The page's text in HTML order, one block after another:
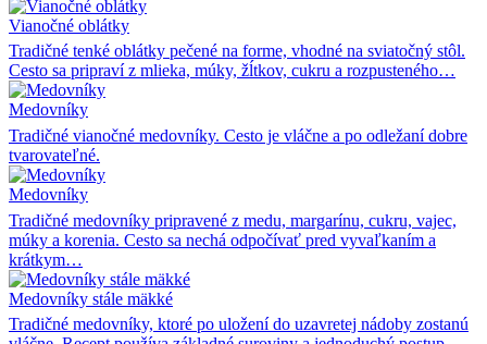
Vianočné oblátky
Tradičné tenké oblátky pečené na forme, vhodné na sviatočný stôl.
Cesto sa pripraví z mlieka, múky, žĺtkov, cukru a rozpusteného…
Medovníky
Tradičné vianočné medovníky. Cesto je vláčne a po odležaní dobre
tvarovateľné.
Medovníky
Tradičné medovníky pripravené z medu, margarínu, cukru, vajec,
múky a korenia. Cesto sa nechá odpočívať pred vyvaľkaním a
krátkym…
Medovníky stále mäkké
Tradičné medovníky, ktoré po uložení do uzavretej nádoby zostanú